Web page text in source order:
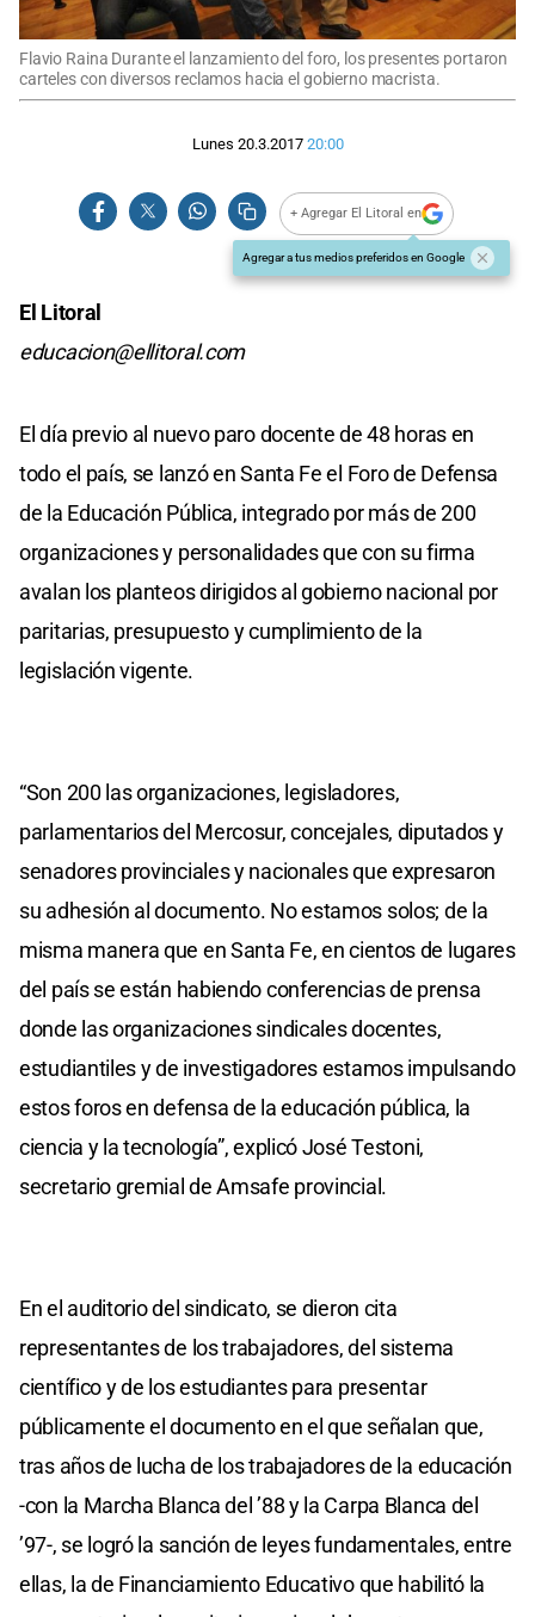
Flavio Raina Durante el lanzamiento del foro, los presentes portaron
carteles con diversos reclamos hacia el gobierno macrista.
Lunes 20.3.2017 20:00
+ Agregar El Litoral en
Agregar a tus medios preferidos en Google
El Litoral
educacion@ellitoral.com
El día previo al nuevo paro docente de 48 horas en
todo el país, se lanzó en Santa Fe el Foro de Defensa
de la Educación Pública, integrado por más de 200
organizaciones y personalidades que con su firma
avalan los planteos dirigidos al gobierno nacional por
paritarias, presupuesto y cumplimiento de la
legislación vigente.
“Son 200 las organizaciones, legisladores,
parlamentarios del Mercosur, concejales, diputados y
senadores provinciales y nacionales que expresaron
su adhesión al documento. No estamos solos; de la
misma manera que en Santa Fe, en cientos de lugares
del país se están habiendo conferencias de prensa
donde las organizaciones sindicales docentes,
estudiantiles y de investigadores estamos impulsando
estos foros en defensa de la educación pública, la
ciencia y la tecnología”, explicó José Testoni,
secretario gremial de Amsafe provincial.
En el auditorio del sindicato, se dieron cita
representantes de los trabajadores, del sistema
científico y de los estudiantes para presentar
públicamente el documento en el que señalan que,
tras años de lucha de los trabajadores de la educación
-con la Marcha Blanca del ’88 y la Carpa Blanca del
’97-, se logró la sanción de leyes fundamentales, entre
ellas, la de Financiamiento Educativo que habilitó la